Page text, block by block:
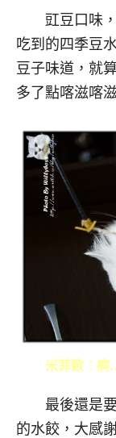
豇豆口味，
吃到的四季豆
豆子味道，就
多了點喀滋喀
米菲歐：
最後還是要
的水餃，大感